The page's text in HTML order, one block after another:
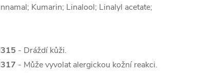
Kumarin; Linalool; Linalyl acetate;
- Dráždí kůži.
- Může vyvolat alergickou kožní reakci.